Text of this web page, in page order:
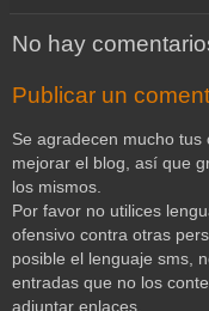
No hay
Publicar un
Se agradecen mucho tus
mejorar el blog, así que
los mismos.
Por favor no utilices
ofensivo contra otras
posible el lenguaje sms,
entradas que no los
adjuntar enlaces.